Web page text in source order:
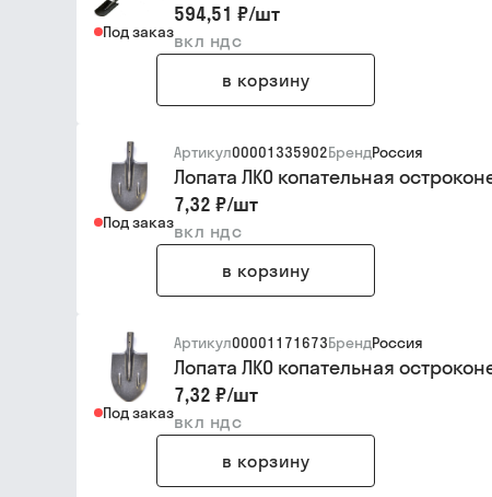
Под заказ
594,51 ₽/шт
вкл ндс
в корзину
Под заказ
Артикул00001335902БрендРоссия
Лопата ЛКО копательная
7,32 ₽/шт
вкл ндс
в корзину
Под заказ
Артикул00001171673БрендРоссия
Лопата ЛКО копательная
7,32 ₽/шт
вкл ндс
в корзину